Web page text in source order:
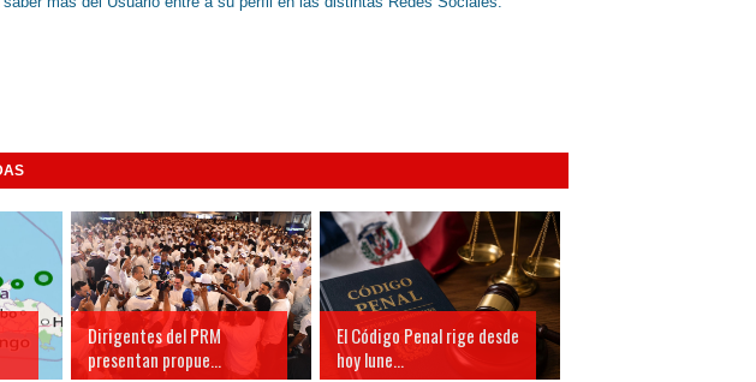
Dirigentes del PRM
presentan propue...
El Código Penal rige desde
hoy lune...